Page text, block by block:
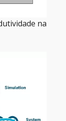
na